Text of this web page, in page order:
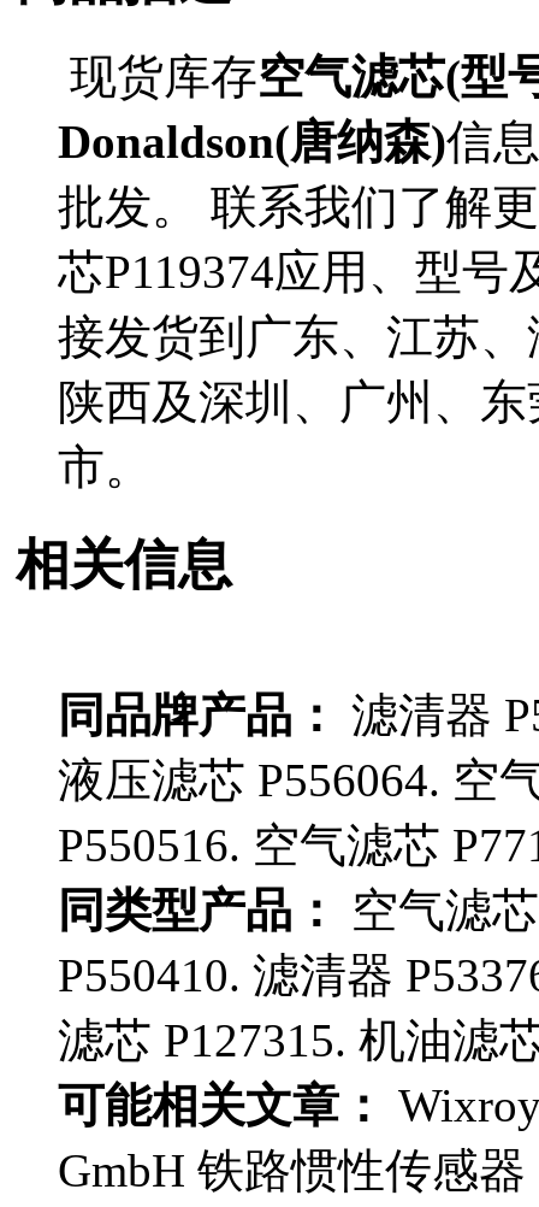
现货库存空气滤芯(型
Donaldson(唐纳森)信
批发。 联系我们了解
芯P119374应用、型号
接发货到广东、江苏
陕西及深圳、广州、
市。
相关信息
同品牌产品： 滤清器
液压滤芯 P556064. 空
P550516. 空气滤芯
同类型产品：
空气滤
P550410. 滤清器
滤芯 P127315. 机油滤
可能相关文章：
GmbH 铁路惯性传感